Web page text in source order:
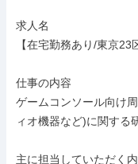
求人名
【在宅勤務あり/東京
仕事の内容
ゲームコンソール向け
ィオ機器など)に関する
主に担当していただく